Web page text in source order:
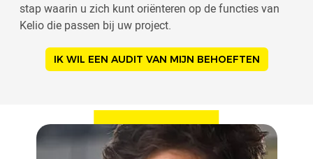
stap waarin u zich kunt oriënteren op de functies van
Kelio die passen bij uw project.
IK WIL EEN AUDIT VAN MIJN BEHOEFTEN